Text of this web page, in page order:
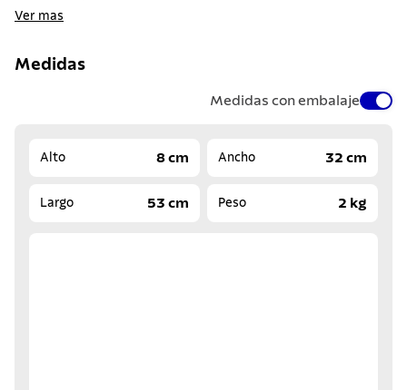
Ver mas
Medidas
Medidas con embalaje
Alto 8 cm Ancho 32 cm
Largo 53 cm Peso 2 kg